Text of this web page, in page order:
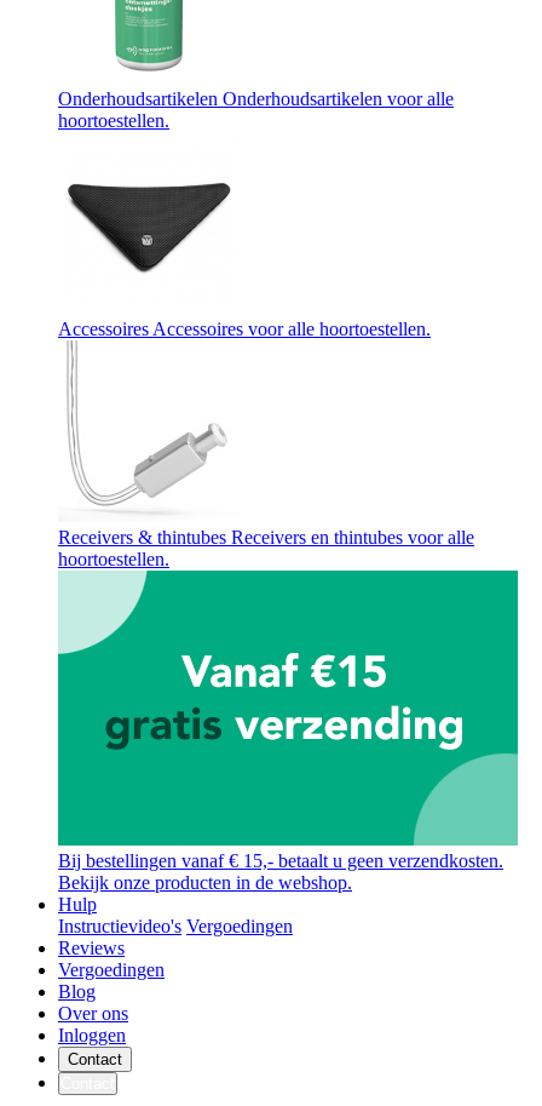
Onderhoudsartikelen Onderhoudsartikelen voor alle
hoortoestellen.
AccessoiresAccessoires voor alle hoortoestellen.
Receivers & thintubes Receivers en thintubes voor alle
hoortoestellen.
Bij bestellingen vanaf € 15,- betaalt u geen verzendkosten.
Bekijk onze producten in de webshop.
Hulp
Instructievideo's Vergoedingen
Reviews
Vergoedingen
Blog
Over ons
Inloggen
Contact